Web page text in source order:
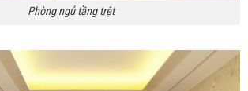
Phòng ngủ tầng trệt